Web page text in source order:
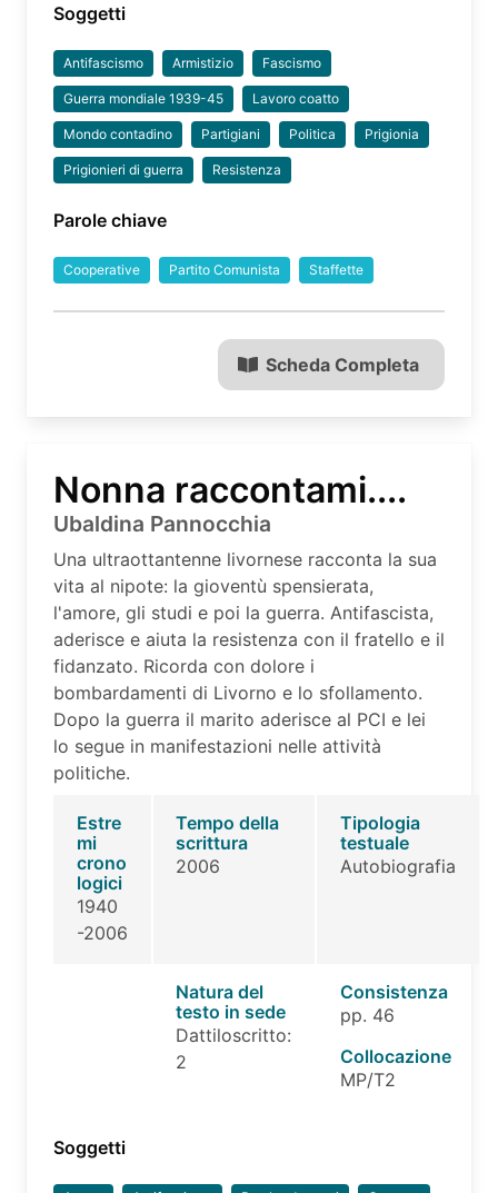
Soggetti
Antifascismo Armistizio Fascismo
Guerra mondiale 1939-45 Lavoro coatto
Mondo contadino Partigiani Politica Prigionia
Prigionieri di guerra Resistenza
Parole chiave
Cooperative Partito Comunista Staffette
Scheda Completa
Nonna raccontami....
Ubaldina Pannocchia
Una ultraottantenne livornese racconta la sua
vita al nipote: la gioventù spensierata,
l'amore, gli studi e poi la guerra. Antifascista,
aderisce e aiuta la resistenza con il fratello e il
fidanzato. Ricorda con dolore i
bombardamenti di Livorno e lo sfollamento.
Dopo la guerra il marito aderisce al PCI e lei
lo segue in manifestazioni nelle attività
politiche.
Estre
mi
crono
logici
1940
-2006
Tempo della
scrittura
2006
Tipologia
testuale
Autobiografia
Natura del
testo in sede
Dattiloscritto:
2
Consistenza
pp. 46
Collocazione
MP/T2
Soggetti